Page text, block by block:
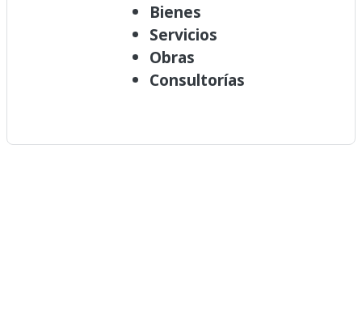
Bienes
Servicios
Obras
Consultorías